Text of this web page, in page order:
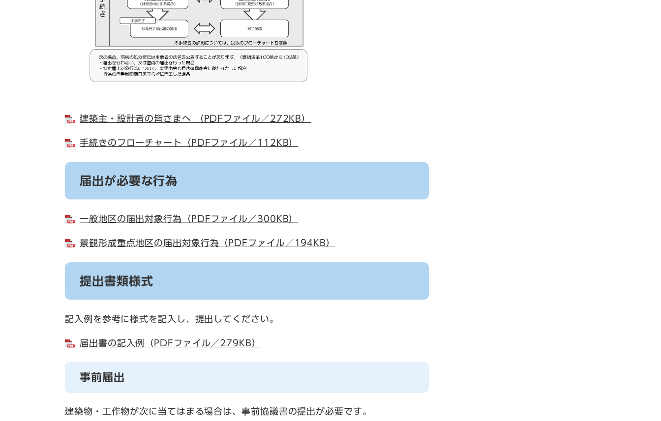
建築主・設計者の皆さまへ （PDFファイル／272KB）
手続きのフローチャート（PDFファイル／112KB）
届出が必要な行為
一般地区の届出対象行為（PDFファイル／300KB）
景観形成重点地区の届出対象行為（PDFファイル／194KB）
提出書類様式
記入例を参考に様式を記入し、提出してください。
届出書の記入例（PDFファイル／279KB）
事前届出
建築物・工作物が次に当てはまる場合は、事前協議書の提出が必要です。